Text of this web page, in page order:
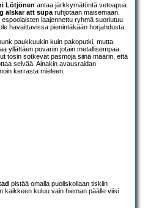
Lötjönen antaa järkkymätöntä vetoapua
älskar att supa ruhjotaan maisemaan.
laajennettu ryhmä suoriutuu
havaittavissa pienintäkään horjahdusta..
paukkuukin kuin pakoputki, mutta
yllättäen povariin jotain metallisempaa.
tosin sotkevat pasmoja siinä määrin, että
selvää. Ainakin avausraidan
kerrasta mieleen.
pistää omalla puoliskollaan tiskiin
kaikkeen kuluu vain hieman päälle viisi